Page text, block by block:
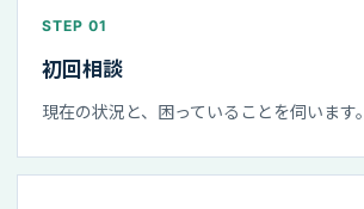
STEP 01
初回相談
現在の状況と、困っていることを伺います。